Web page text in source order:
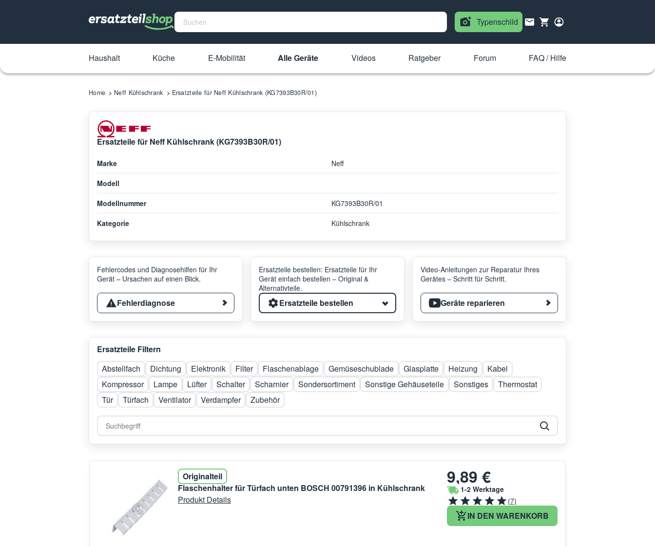
Typenschild
Haushalt Küche E-Mobilität Alle Geräte Videos Ratgeber Forum FAQ / Hilfe
Home Neff Kühlschrank Ersatzteile für Neff Kühlschrank (KG7393B30R/01)
Ersatzteile für Neff Kühlschrank (KG7393B30R/01)
Marke Neff
Modell
Modellnummer KG7393B30R/01
Kategorie Kühlschrank
Fehlercodes und Diagnosehilfen für Ihr
Gerät – Ursachen auf einen Blick.
Fehlerdiagnose
Ersatzteile bestellen: Ersatzteile für Ihr
Gerät einfach bestellen – Original &
Alternativteile.
Ersatzteile bestellen
Video-Anleitungen zur Reparatur Ihres
Gerätes – Schritt für Schritt.
Geräte reparieren
Ersatzteile Filtern
Abstellfach
Dichtung Elektronik Filter Flaschenablage Gemüseschublade Glasplatte Heizung
Kabel
Kompressor
Lampe Lüfter Schalter Scharnier Sondersortiment Sonstige Gehäuseteile Sonstiges
Thermostat
Tür
Türfach Ventilator Verdampfer Zubehör
Originalteil
Flaschenhalter für Türfach unten BOSCH 00791396 in Kühlschrank
Produkt Details
9,89 €
1-2 Werktage
(7)
IN DEN WARENKORB